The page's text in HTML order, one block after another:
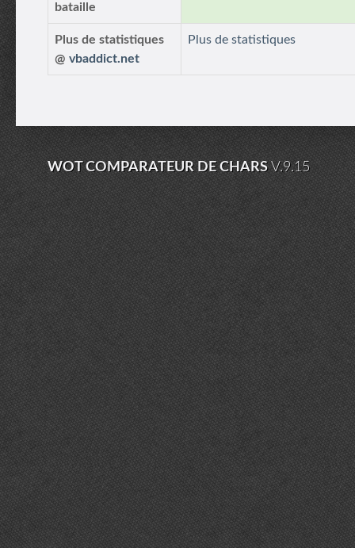
bataille
Plus de statistiques
@ vbaddict.net
Plus de statistiques
WOT COMPARATEUR DE CHARSV.9.15